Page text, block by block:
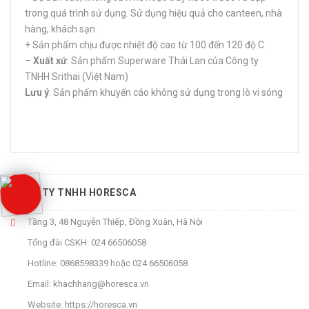
trong quá trình sử dụng. Sử dụng hiệu quả cho canteen, nhà
hàng, khách sạn.
+ Sản phẩm chịu được nhiệt độ cao từ 100 đến 120 độ C.
– Xuất xứ: Sản phẩm Superware Thái Lan của Công ty
TNHH Srithai (Việt Nam)
Lưu ý: Sản phẩm khuyến cáo không sử dụng trong lò vi sóng
CÔNG TY TNHH HORESCA
Tầng 3, 48 Nguyễn Thiếp, Đồng Xuân, Hà Nội
Tổng đài CSKH: 024 66506058
Hotline: 0868598339 hoặc 024 66506058
Email: khachhang@horesca.vn
Website: https://horesca.vn